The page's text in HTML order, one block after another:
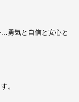
勇気と自信と安心と
。